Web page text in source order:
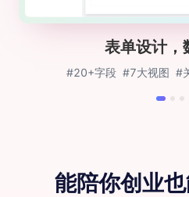
表单设计，
#20+字段 #7大视图 #
能陪你创业